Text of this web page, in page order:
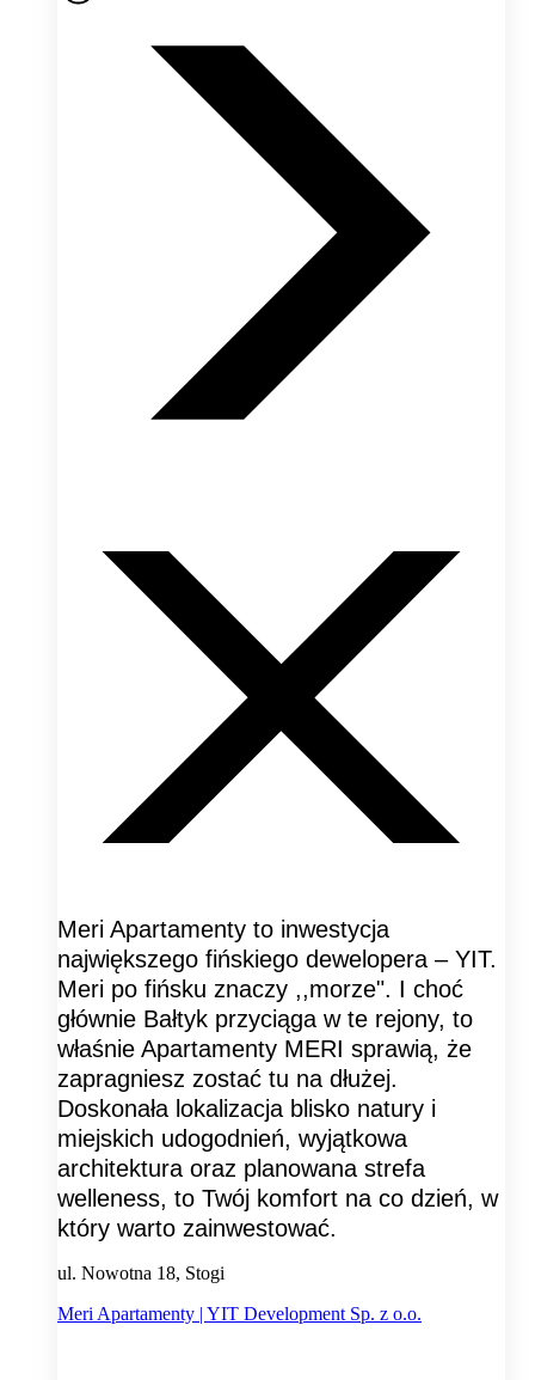
Meri Apartamenty to inwestycja
największego fińskiego dewelopera – YIT.
Meri po fińsku znaczy ,,morze". I choć
głównie Bałtyk przyciąga w te rejony, to
właśnie Apartamenty MERI sprawią, że
zapragniesz zostać tu na dłużej.
Doskonała lokalizacja blisko natury i
miejskich udogodnień, wyjątkowa
architektura oraz planowana strefa
welleness, to Twój komfort na co dzień, w
który warto zainwestować.
ul. Nowotna 18, Stogi
Meri Apartamenty | YIT Development Sp. z o.o.